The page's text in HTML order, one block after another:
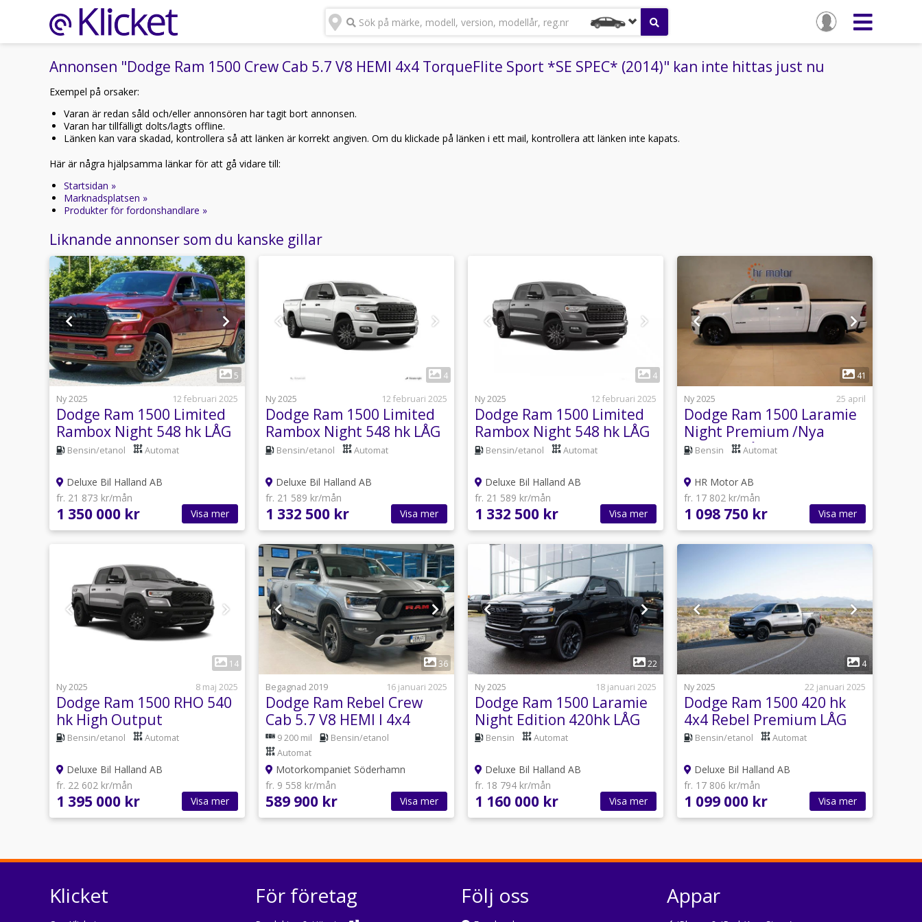
Sök på märke, modell, version, modellår, reg.nr
Annonsen "Dodge Ram 1500 Crew Cab 5.7 V8 HEMI 4x4 TorqueFlite Sport *SE SPEC* (2014)" kan inte hittas just nu
Exempel på orsaker:
Varan är redan såld och/eller annonsören har tagit bort annonsen.
Varan har tillfälligt dolts/lagts offline.
Länken kan vara skadad, kontrollera så att länken är korrekt angiven. Om du klickade på länken i ett mail, kontrollera att länken inte kapats.
Här är några hjälpsamma länkar för att gå vidare till:
Startsidan »
Marknadsplatsen »
Produkter för fordonshandlare »
Liknande annonser som du kanske gillar
1
5
Ny 2025
12 februari 2025
Dodge Ram 1500 Limited
Rambox Night 548 hk LÅG
SKATT NYA MOD
Bensin/etanol Automat
Deluxe Bil Halland AB
fr. 21 873 kr/mån
1 350 000 kr Visa mer
4
Ny 2025
12 februari 2025
Dodge Ram 1500 Limited
Rambox Night 548 hk LÅG
SKATT NYA MOD
Bensin/etanol Automat
Deluxe Bil Halland AB
fr. 21 589 kr/mån
1 332 500 kr Visa mer
4
Ny 2025
12 februari 2025
Dodge Ram 1500 Limited
Rambox Night 548 hk LÅG
SKATT NYA MOD
Bensin/etanol Automat
Deluxe Bil Halland AB
fr. 21 589 kr/mån
1 332 500 kr Visa mer
41
Ny 2025
25 april
Dodge Ram 1500 Laramie
Night Premium /Nya
420Hk/ Från 6,346
Bensin Automat
HR Motor AB
fr. 17 802 kr/mån
1 098 750 kr Visa mer
14
Ny 2025
8 maj 2025
Dodge Ram 1500 RHO 540
hk High Output
Omgående leverans
Bensin/etanol Automat
Deluxe Bil Halland AB
fr. 22 602 kr/mån
1 395 000 kr Visa mer
36
Begagnad 2019
16 januari 2025
Dodge Ram Rebel Crew
Cab 5.7 V8 HEMI l 4x4
TorqueFlite Euro 6 395hk
9 200 mil
Bensin/etanol
Automat
Motorkompaniet Söderhamn
fr. 9 558 kr/mån
589 900 kr Visa mer
22
Ny 2025
18 januari 2025
Dodge Ram 1500 Laramie
Night Edition 420hk LÅG
SKATT OMG LEV
Bensin Automat
Deluxe Bil Halland AB
fr. 18 794 kr/mån
1 160 000 kr Visa mer
1
4
Ny 2025
22 januari 2025
Dodge Ram 1500 420 hk
4x4 Rebel Premium LÅG
SKATT OMG LEV
Bensin/etanol Automat
Deluxe Bil Halland AB
fr. 17 806 kr/mån
1 099 000 kr Visa mer
Klicket För företag Följ oss Appar